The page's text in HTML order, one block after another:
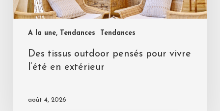
A la une, Tendances Tendances
Des tissus outdoor pensés pour vivre
l’été en extérieur
août 4, 2026